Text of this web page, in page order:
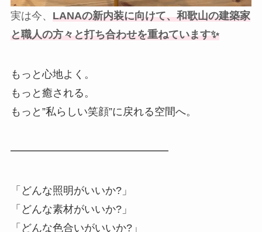
実は今、 LANAの新内装に向けて、和歌山の建築家
と職人の方々と打ち合わせを重ねています✨
もっと心地よく。
もっと癒される。
もっと”私らしい笑顔”に戻れる空間へ。
━━━━━━━━━━━━━━━
「どんな照明がいいか?」
「どんな素材がいいか?」
「どんな色合いがいいか?」